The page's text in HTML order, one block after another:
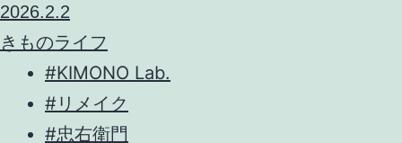
2026.2.2
きものライフ
#KIMONO Lab.
#リメイク
#忠右衛門